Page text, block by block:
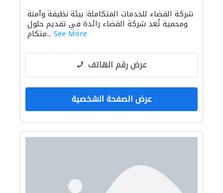
شركة القضاء للخدمات المتكاملة: بيئة نظيفة وآمنة
ومحمية تُعد شركة القضاء رائدة في تقديم حلول
متكام... See More
عرض رقم الهاتف
عرض الصفحة الشخصية